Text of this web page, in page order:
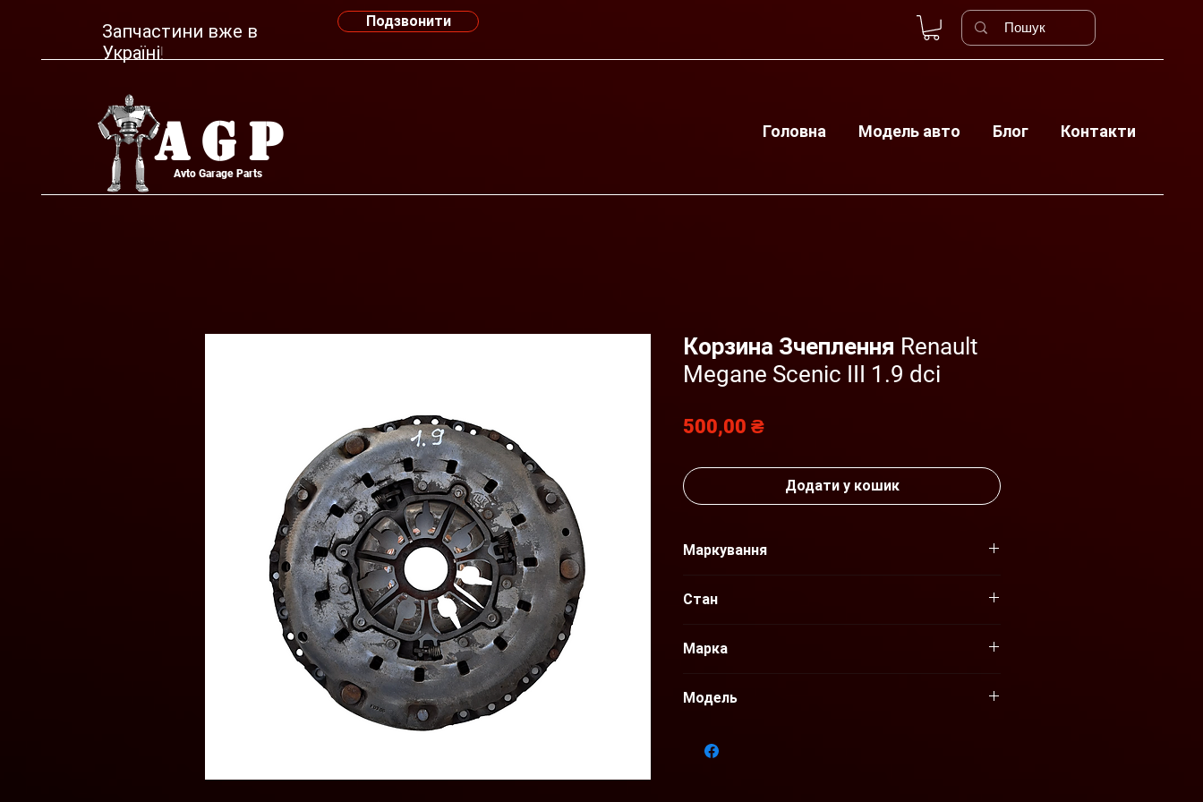
Запчастини вже в
Україні!
Подзвонити
AGP
Avto Garage Parts
Головна Модель авто Блог Контакти
Корзина Зчеплення Renault
Megane Scenic III 1.9 dci
500,00 ₴Ціна
Додати у кошик
Маркування
Стан
Марка
Модель